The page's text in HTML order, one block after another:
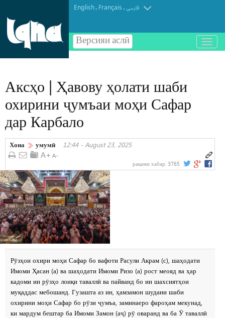
English. Français.فارسی
Версияи аслӣ
باز
و
Аксҳо | Ҳавову ҳолати шаби
охирини ҷумъаи моҳи Сафар
дар Карбало
Хона умумӣ 12:44 - August 23, 2025
рақами хабар: 3765
Рӯзҳои охири моҳи Сафар бо вафоти Расули Акрам (с), шаҳодати
Имоми Ҳасан (а) ва шаҳодати Имоми Ризо (а) рост меояд ва ҳар
кадоми ин рӯзҳо лоиқи таваллӣ ва пайванд бо ин шахсиятҳои
муқаддас мебошанд. Гузашта аз ин, ҳамзамон шудани шаби
охирини моҳи Сафар бо рӯзи ҷумъа, заминаеро фароҳам мекунад,
ки мардум бештар ба Имоми Замон (аҷ) рӯ оваранд ва ба Ӯ таваллӣ